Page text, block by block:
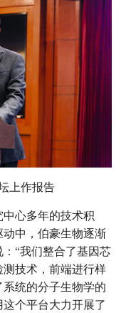
上作报告
心多年的技术积
中，伯豪生物逐渐
“我们整合了基因芯
测技术，前端进行样
统的分子生物学的
个平台大力开展了